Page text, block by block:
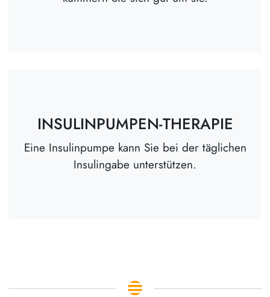
INSULINPUMPEN-THERAPIE
Eine Insulinpumpe kann Sie bei der täglichen
Insulingabe unterstützen.